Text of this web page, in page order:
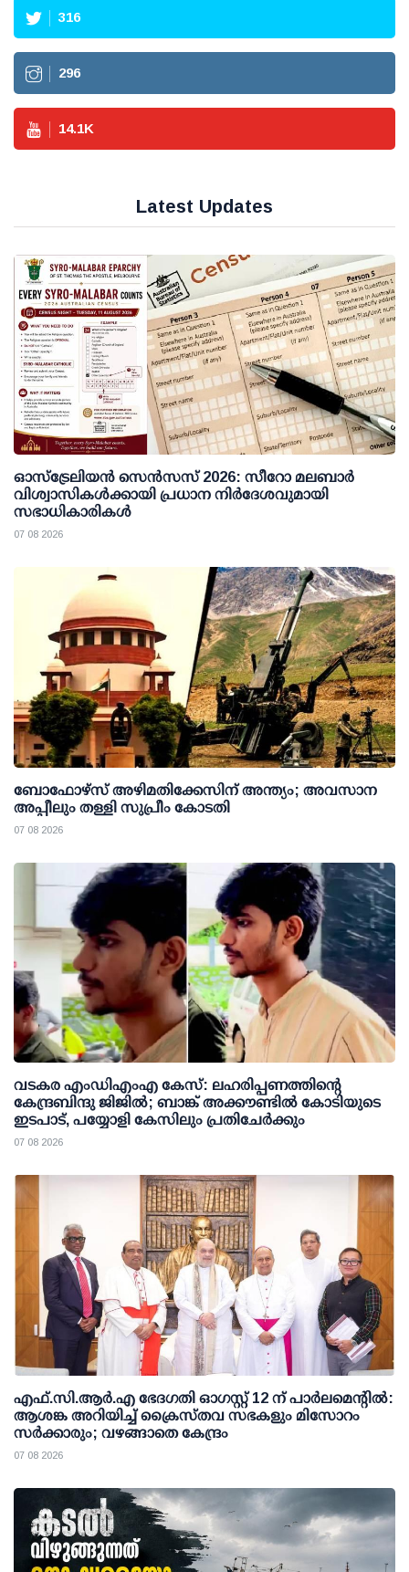
316
296
14.1K
Latest Updates
ഓസ്ട്രേലിയൻ സെൻസസ് 2026: സീറോ മലബാർ
വിശ്വാസികൾക്കായി പ്രധാന നിർദേശവുമായി
സഭാധികാരികൾ
07 08 2026
ബോഫോഴ്സ് അഴിമതിക്കേസിന് അന്ത്യം; അവസാന
അപ്പീലും തള്ളി സുപ്രീം കോടതി
07 08 2026
വടകര എംഡിഎംഎ കേസ്: ലഹരിപ്പണത്തിന്റെ
കേന്ദ്രബിന്ദു ജിജില്‍; ബാങ്ക് അക്കൗണ്ടില്‍ കോടിയുടെ
ഇടപാട്, പയ്യോളി കേസിലും പ്രതിചേര്‍ക്കും
07 08 2026
എഫ്.സി.ആര്‍.എ ഭേദഗതി ഓഗസ്റ്റ് 12 ന് പാര്‍ലമെന്റില്‍:
ആശങ്ക അറിയിച്ച് ക്രൈസ്തവ സഭകളും മിസോറം
സര്‍ക്കാരും; വഴങ്ങാതെ കേന്ദ്രം
07 08 2026